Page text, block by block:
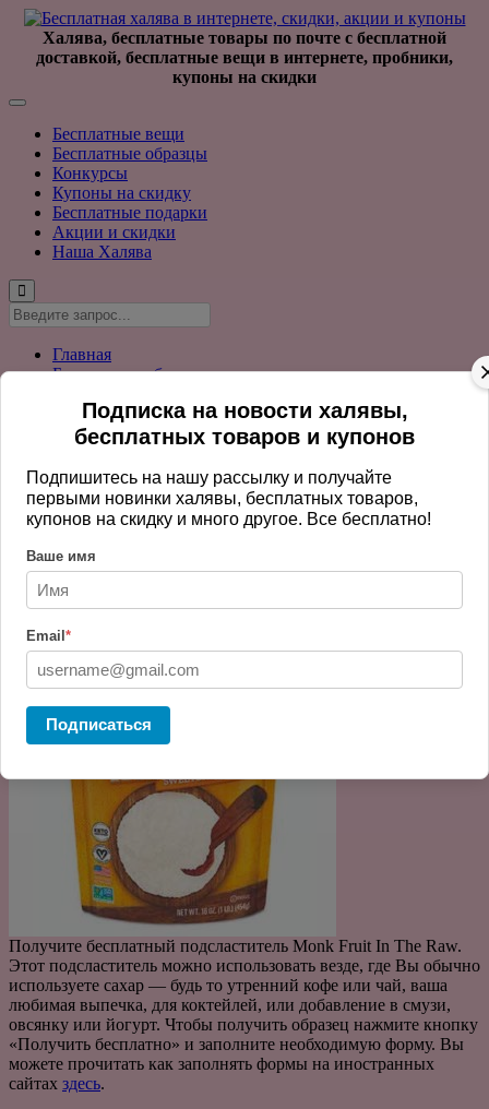
Подписка на новости халявы,
бесплатных товаров и купонов
Подпишитесь на нашу рассылку и получайте
первыми новинки халявы, бесплатных товаров,
купонов на скидку и много другое. Все бесплатно!
Ваше имя
Email *
Подписаться
Халява, бесплатные товары по почте с бесплатной
доставкой, бесплатные вещи в интернете, пробники,
купоны на скидки
Бесплатные вещи
Бесплатные образцы
Конкурсы
Купоны на скидку
Бесплатные подарки
Акции и скидки
Наша Халява
Главная
Бесплатные образцы
Бесплатный Подсластитель Monk Fruit In The Raw
Бесплатный Подсластитель Monk Fruit
In The Raw
декабрь, 2021 free-lookup 0
Получите бесплатный подсластитель Monk Fruit In The Raw.
Этот подсластитель можно использовать везде, где Вы обычно
используете сахар — будь то утренний кофе или чай, ваша
любимая выпечка, для коктейлей, или добавление в смузи,
овсянку или йогурт. Чтобы получить образец нажмите кнопку
«Получить бесплатно» и заполните необходимую форму. Вы
можете прочитать как заполнять формы на иностранных
сайтах здесь.